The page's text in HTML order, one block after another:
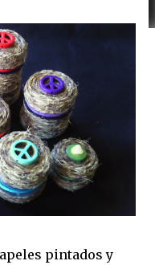
pintados y